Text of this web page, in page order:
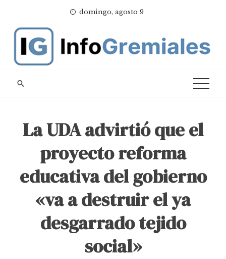
content
domingo, agosto 9
La UDA advirtió que el
proyecto reforma
educativa del gobierno
«va a destruir el ya
desgarrado tejido
social»